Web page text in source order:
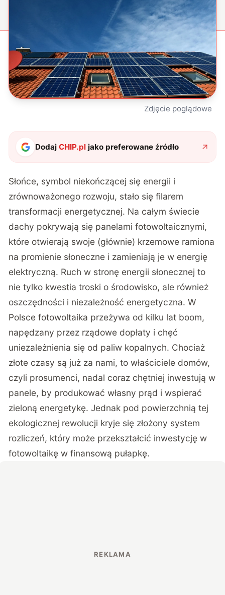
Zdjęcie poglądowe
DodajCHIP.pl jako preferowane źródło
Słońce, symbol niekończącej się energii i
zrównoważonego rozwoju, stało się filarem
transformacji energetycznej. Na całym świecie
dachy pokrywają się panelami fotowoltaicznymi,
które otwierają swoje (głównie) krzemowe ramiona
na promienie słoneczne i zamieniają je w energię
elektryczną. Ruch w stronę energii słonecznej to
nie tylko kwestia troski o środowisko, ale również
oszczędności i niezależność energetyczna. W
Polsce fotowoltaika przeżywa od kilku lat boom,
napędzany przez rządowe dopłaty i chęć
uniezależnienia się od paliw kopalnych. Chociaż
złote czasy są już za nami, to właściciele domów,
czyli prosumenci, nadal coraz chętniej inwestują w
panele, by produkować własny prąd i wspierać
zieloną energetykę. Jednak pod powierzchnią tej
ekologicznej rewolucji kryje się złożony system
rozliczeń, który może przekształcić inwestycję w
fotowoltaikę w finansową pułapkę.